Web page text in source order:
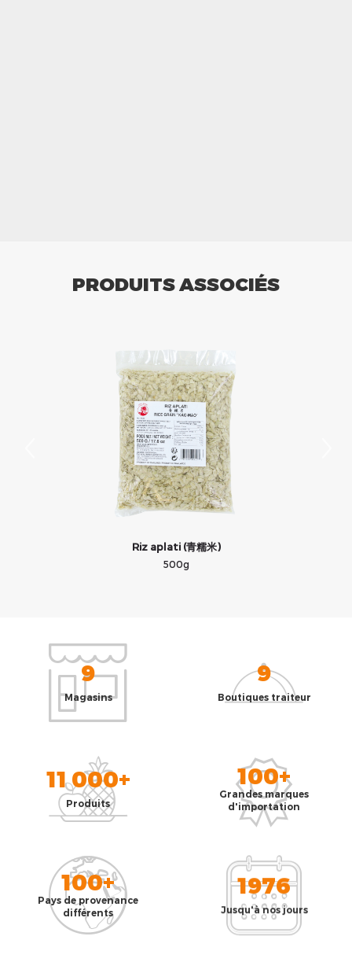
PRODUITS ASSOCIÉS
Riz aplati (青糯米)
500g
9
Magasins
9
Boutiques traiteur
11 000+
Produits
100+
Grandes marques
d'importation
100+
Pays de provenance
différents
1976
Jusqu'à nos jours